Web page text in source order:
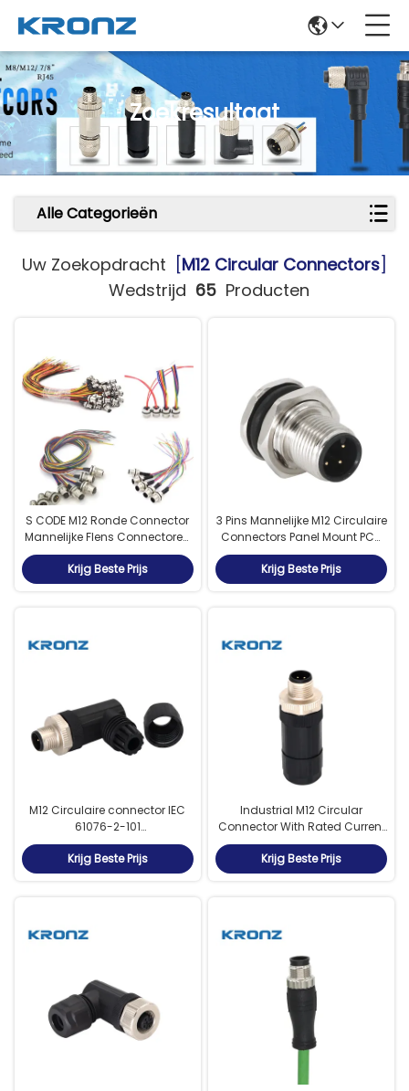
Zoekresultaat
Alle Categorieën
Uw Zoekopdracht [M12 Circular Connectors]
Wedstrijd 65 Producten
S CODE M12 Ronde Connector
Mannelijke Flens Connectoren
Ontworpen voor
Signaaloverdracht in
Industriële Automatisering
Krijg Beste Prijs
3 Pins Mannelijke M12 Circulaire
Connectors Panel Mount PCB
Front Mounting Rechtstreeks
contact
Krijg Beste Prijs
M12 Circulaire connector IEC
61076-2-101
Contactweerstand ≤5mΩ Voor
optimale prestaties
Krijg Beste Prijs
Industrial M12 Circular
Connector With Rated Current
4A 250V Screw Connect A-
code 4-pin
Krijg Beste Prijs